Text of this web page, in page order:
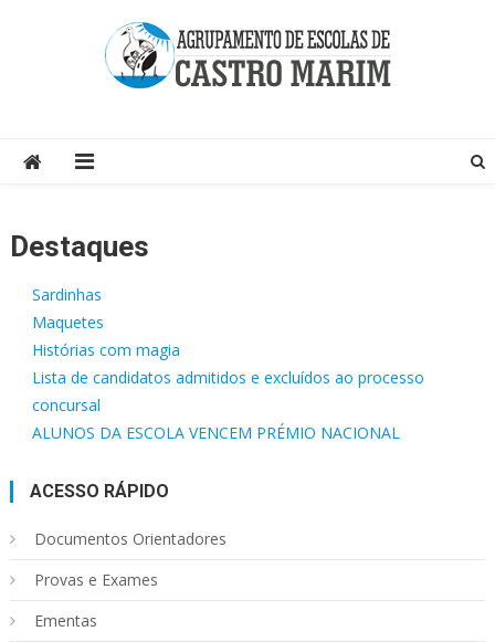
Destaques
Sardinhas
Maquetes
Histórias com magia
Lista de candidatos admitidos e excluídos ao processo
concursal
ALUNOS DA ESCOLA VENCEM PRÉMIO NACIONAL
ACESSO RÁPIDO
Documentos Orientadores
Provas e Exames
Ementas